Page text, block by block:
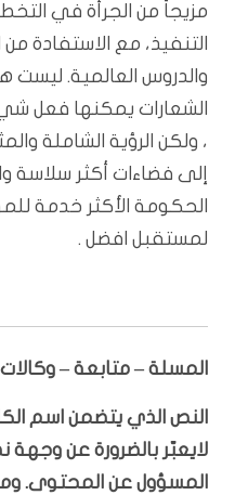
مزيجاً من الجرأة في
التنفيذ، مع الاستفادة من
والدروس العالمية. ليست
الشعارات يمكنها فعل
، ولكن الرؤية الشاملة
إلى فضاءات أكثر سلاسة
الحكومة الأكثر خدمة
لمستقبل افضل .
المسلة – متابعة – وكالات
النص الذي يتضمن اسم
لايعبّر بالضرورة عن
المسؤول عن المحتوى.